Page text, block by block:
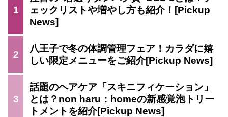
1
ェックリストや増やし方も紹介！
2
八王子で冬の体調管理フェア！カラダに嬉
しい限定メニューをご紹介
3
話題のヘアケア「スキニフィケーション」
とは？non haru：homeの新感覚泡トリー
トメントを紹介